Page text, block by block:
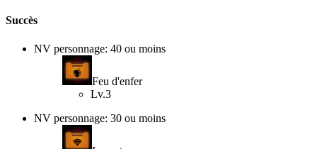
Succès
NV personnage: 40 ou moins
Feu d'enfer
Lv.3
NV personnage: 30 ou moins